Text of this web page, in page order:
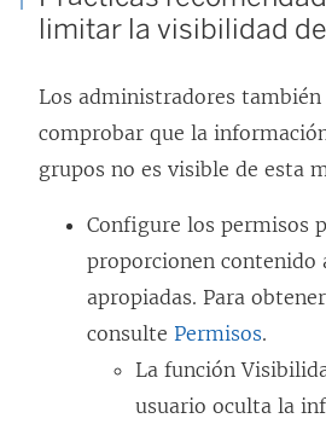
limitar la visibilidad
Los administradores también
comprobar que la
grupos no es visible de esta
Configure los permisos
proporcionen contenido
apropiadas. Para
consulte Permisos.
La función
usuario oculta la